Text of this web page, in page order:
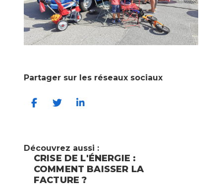
Partager sur les réseaux sociaux
Découvrez aussi :
CRISE DE L'ÉNERGIE :
COMMENT BAISSER LA
FACTURE ?